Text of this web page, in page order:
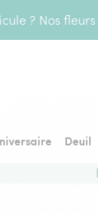
? Nos
Deuil